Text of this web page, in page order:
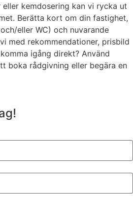
eller kemdosering kan vi rycka ut
Berätta kort om din fastighet,
eller WC) och nuvarande
med rekommendationer, prisbild
igång direkt? Använd
boka rådgivning eller begära en